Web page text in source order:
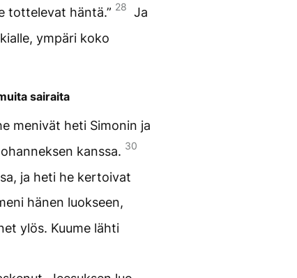
tottelevat häntä.” 28
Ja
ympäri koko
sairaita
menivät heti Simonin ja
kanssa. 30
ja heti he kertoivat
hänen luokseen,
ylös. Kuume lähti